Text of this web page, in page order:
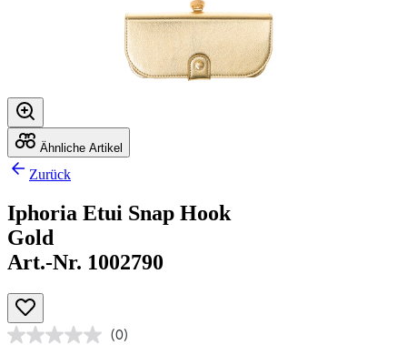
Ähnliche Artikel
Zurück
Iphoria Etui Snap Hook
Gold
Art.-Nr. 1002790
(0)